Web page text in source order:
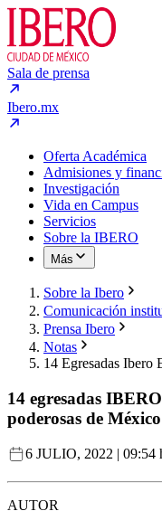
Sala de prensa
Ibero.mx
Oferta Académica
Admisiones y
Investigación
Vida en Campus
Servicios
Sobre la IBERO
Más
Sobre la Ibero
Comunicación
Prensa Ibero
Notas
14 Egresadas Ibero
14 egresadas
poderosas de
6 JULIO, 2022 | 09:54
AUTOR